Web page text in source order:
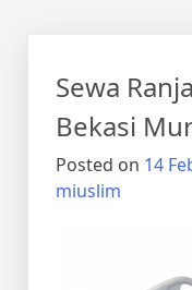
Sewa
Bekasi
Posted on 14
miuslim